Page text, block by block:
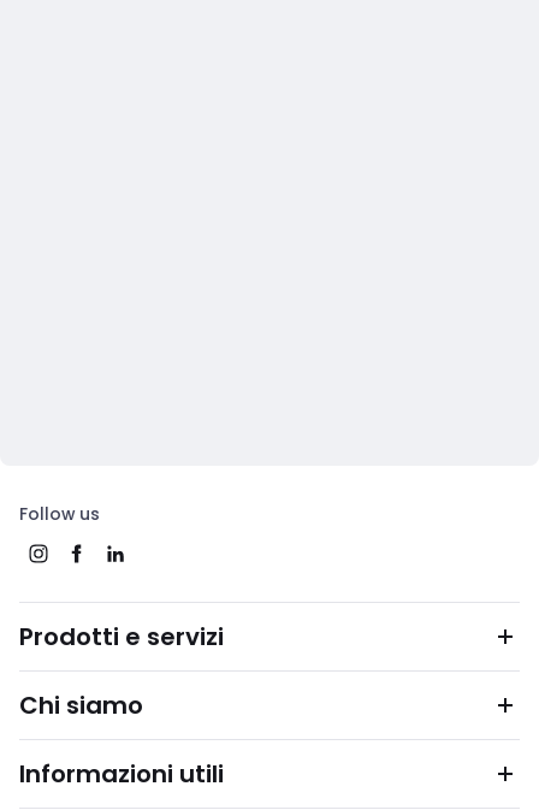
Follow us
Prodotti e servizi
Chi siamo
Informazioni utili